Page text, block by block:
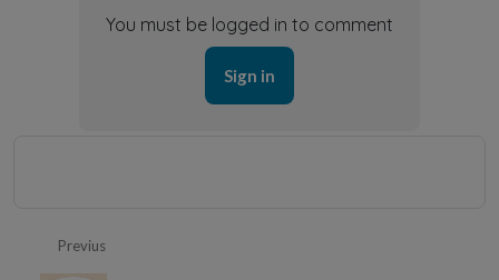
You must be logged in to comment
Sign in
Previus